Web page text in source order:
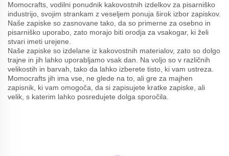
Momocrafts, vodilni ponudnik kakovostnih izdelkov za pisarniško
industrijo, svojim strankam z veseljem ponuja širok izbor zapiskov.
Naše zapiske so zasnovane tako, da so primerne za osebno in
pisarniško uporabo, zato morajo biti orodja za vsakogar, ki želi
stvari imeti urejene.
Naše zapiske so izdelane iz kakovostnih materialov, zato so dolgo
trajne in jih lahko uporabljamo vsak dan. Na voljo so v različnih
velikostih in barvah, tako da lahko izberete tisto, ki vam ustreza.
Momocrafts jih ima vse, ne glede na to, ali gre za majhen
zapisnik, ki vam omogoča, da si zapisujete kratke zapiske, ali
velik, s katerim lahko posredujete dolga sporočila.